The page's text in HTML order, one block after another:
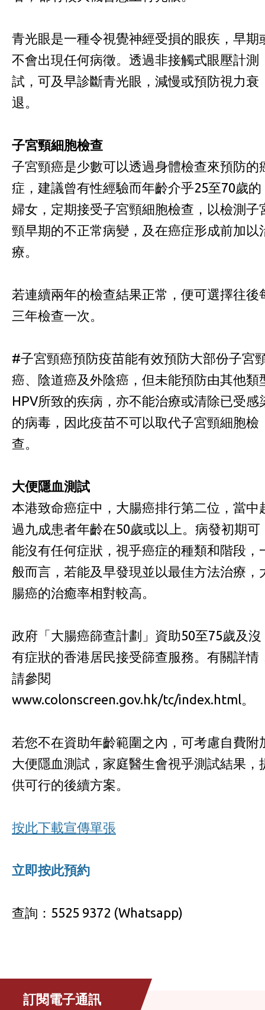
青光眼是一種令視覺神經受損的眼疾，早期
不會出現任何病徵。透過非接觸式眼壓計測
試，可及早診斷青光眼，減慢或預防視力衰
退。
子宮頸細胞檢查
子宮頸癌是少數可以透過身體檢查來預防的
症，建議曾有性經驗而年齡介乎25至70歲的
婦女，定期接受子宮頸細胞檢查，以檢測子
頸早期的不正常病變，及在癌症形成前加以
療。
若連續兩年的檢查結果正常，便可選擇往後
三年檢查一次。
#子宮頸癌預防疫苗能有效預防大部份子宮
癌、陰道癌及外陰癌，但未能預防由其他類
HPV所致的疾病，亦不能治療或清除已受感
的病毒，因此疫苗不可以取代子宮頸細胞檢
查。
大便隱血測試
本港致命癌症中，大腸癌排行第二位，當中
過九成患者年齡在50歲或以上。病發初期可
能沒有任何症狀，視乎癌症的種類和階段，
般而言，若能及早發現並以最佳方法治療，
腸癌的治癒率相對較高。
政府「大腸癌篩查計劃」資助50至75歲及沒
有症狀的香港居民接受篩查服務。有關詳情
請參閱
www.colonscreen.gov.hk/tc/index.html。
若您不在資助年齡範圍之內，可考慮自費附
大便隱血測試，家庭醫生會視乎測試結果，
供可行的後續方案。
按此下載宣傳單張
立即按此預約
查詢：5525 9372 (Whatsapp)
訂閱電子通訊